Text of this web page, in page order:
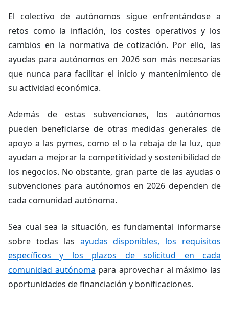
El colectivo de autónomos sigue enfrentándose a
retos como la inflación, los costes operativos y los
cambios en la normativa de cotización. Por ello, las
ayudas para autónomos en 2026 son más necesarias
que nunca para facilitar el inicio y mantenimiento de
su actividad económica.
Además de estas subvenciones, los autónomos
pueden beneficiarse de otras medidas generales de
apoyo a las pymes, como el o la rebaja de la luz, que
ayudan a mejorar la competitividad y sostenibilidad de
los negocios. No obstante, gran parte de las ayudas o
subvenciones para autónomos en 2026 dependen de
cada comunidad autónoma.
Sea cual sea la situación, es fundamental informarse
sobre todas las ayudas disponibles, los requisitos
específicos y los plazos de solicitud en cada
comunidad autónoma para aprovechar al máximo las
oportunidades de financiación y bonificaciones.